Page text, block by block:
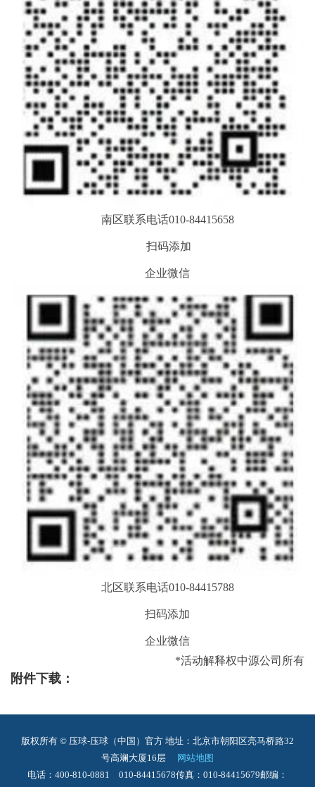
南区联系电话010-84415658
扫码添加
企业微信
北区联系电话010-84415788
扫码添加
企业微信
*活动解释权中源公司所有
附件下载：
版权所有 © 压球-压球（中国）官方 地址：北京市朝阳区亮马桥路32
号高斓大厦16层
网站地图
电话：400-810-0881 010-84415678传真：010-84415679邮编：